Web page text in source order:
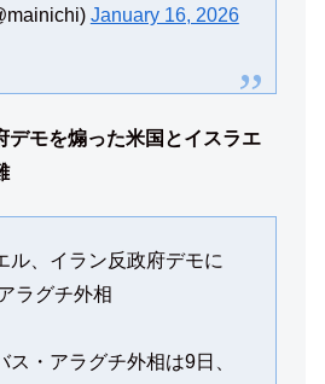
January 16, 2026
デモを煽った米国とイスラエ
ル、イラン反政府デモに
ラグチ外相
ス・アラグチ外相は9日、